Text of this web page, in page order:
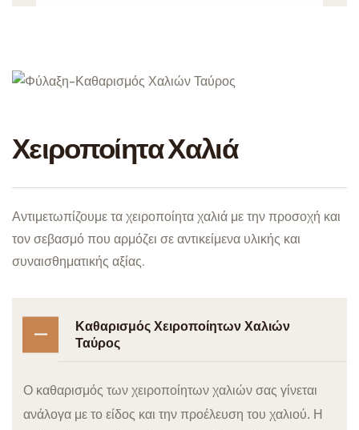
Χειροποίητα Χαλιά
Αντιμετωπίζουμε τα χειροποίητα χαλιά με την προσοχή και
τον σεβασμό που αρμόζει σε αντικείμενα υλικής και
συναισθηματικής αξίας.
Καθαρισμός Χειροποίητων Χαλιών
Ταύρος
Ο καθαρισμός των χειροποίητων χαλιών σας γίνεται
ανάλογα με το είδος και την προέλευση του χαλιού. Η